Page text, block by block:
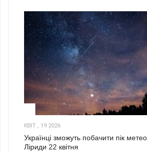
КВІТ., 19 2026
Українці зможуть побачити пік
Ліриди 22 квітня